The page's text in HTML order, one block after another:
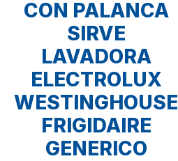
CON PALANCA
SIRVE
LAVADORA
ELECTROLUX
WESTINGHOUSE
FRIGIDAIRE
GENERICO